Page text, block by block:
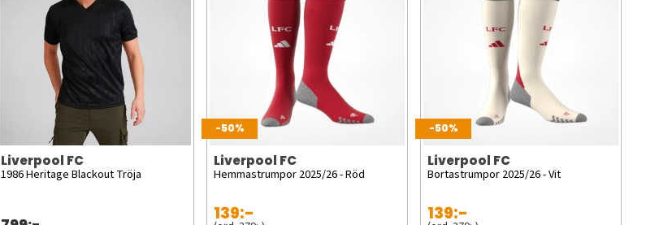
Liverpool FC
1986 Heritage Blackout Tröja
-50%
Liverpool FC
Hemmastrumpor 2025/26 - Röd
139:-
-50%
Liverpool FC
Bortastrumpor 2025/26 - Vit
139:-